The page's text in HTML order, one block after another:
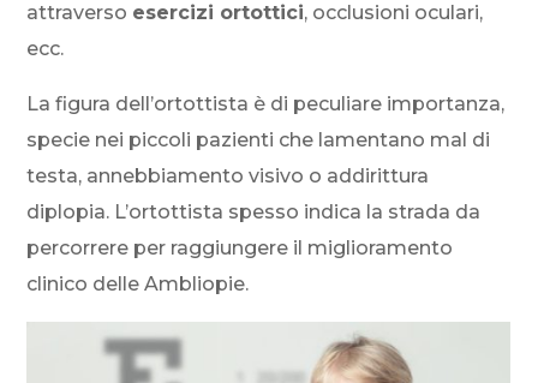
attraverso esercizi ortottici, occlusioni oculari,
ecc.
La figura dell’ortottista è di peculiare importanza,
specie nei piccoli pazienti che lamentano mal di
testa, annebbiamento visivo o addirittura
diplopia. L’ortottista spesso indica la strada da
percorrere per raggiungere il miglioramento
clinico delle Ambliopie.